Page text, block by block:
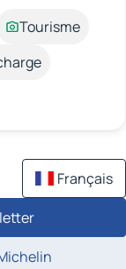
Tourisme
Français